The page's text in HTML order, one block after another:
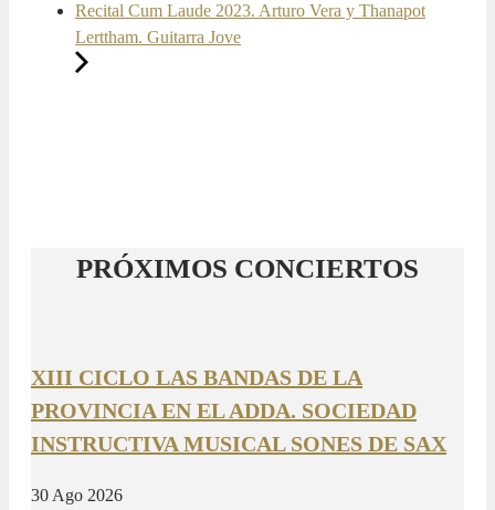
Recital Cum Laude 2023. Arturo Vera y Thanapot
Lerttham. Guitarra Jove
PRÓXIMOS CONCIERTOS
XIII CICLO LAS BANDAS DE LA
PROVINCIA EN EL ADDA. SOCIEDAD
INSTRUCTIVA MUSICAL SONES DE SAX
30 Ago 2026